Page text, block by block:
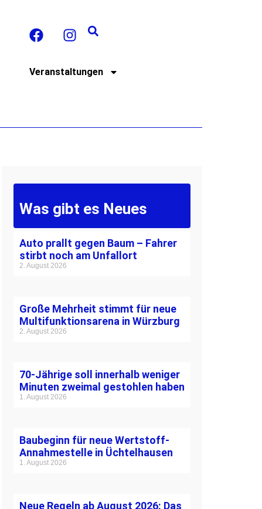
Veranstaltungen
Was gibt es Neues
Auto prallt gegen Baum – Fahrer
stirbt noch am Unfallort
2. August 2026
Große Mehrheit stimmt für neue
Multifunktionsarena in Würzburg
2. August 2026
70-Jährige soll innerhalb weniger
Minuten zweimal gestohlen haben
1. August 2026
Baubeginn für neue Wertstoff-
Annahmestelle in Üchtelhausen
1. August 2026
Neue Regeln ab August 2026: Das